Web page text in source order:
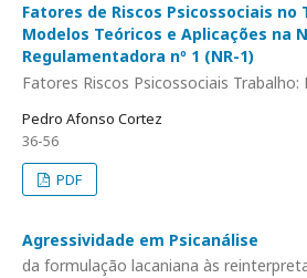
Fatores de Riscos Psicossociais no
Modelos Teóricos e Aplicações na
Regulamentadora nº 1 (NR-1)
Fatores Riscos Psicossociais Trabalho:
Pedro Afonso Cortez
36-56
PDF
Agressividade em Psicanálise
da formulação lacaniana às